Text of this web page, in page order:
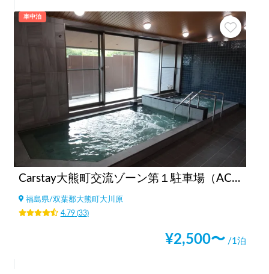
車中泊
Carstay大熊町交流ゾーン第１駐車場（AC電源、WiFi、温浴施設、コンビニ、飲食店街、コインランドリーすぐ）
福島県/双葉郡大熊町大川原
4.79(33)
¥2,500〜 /1泊